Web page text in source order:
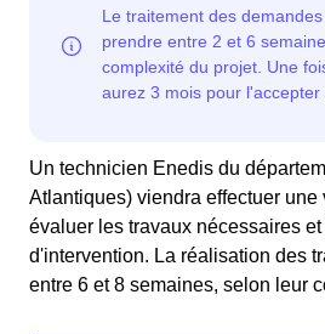
Un technicien Enedis du
Atlantiques) viendra effectuer
évaluer les travaux nécessaires
d'intervention. La réalisation des
entre 6 et 8 semaines, selon leur